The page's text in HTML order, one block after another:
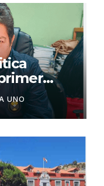
de Keiko
UNO